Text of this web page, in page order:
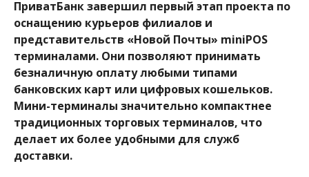
ПриватБанк завершил первый этап проекта по
оснащению курьеров филиалов и
представительств «Новой Почты» miniPOS
терминалами. Они позволяют принимать
безналичную оплату любыми типами
банковских карт или цифровых кошельков.
Мини-терминалы значительно компактнее
традиционных торговых терминалов, что
делает их более удобными для служб
доставки.